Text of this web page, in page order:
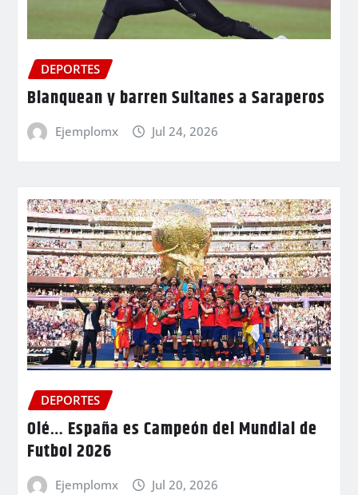
DEPORTES
Blanquean y barren Sultanes a Saraperos
Ejemplomx Jul 24, 2026
DEPORTES
Olé… España es Campeón del Mundial de
Futbol 2026
Ejemplomx Jul 20, 2026